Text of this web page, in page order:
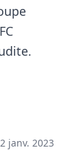
janv. 2023